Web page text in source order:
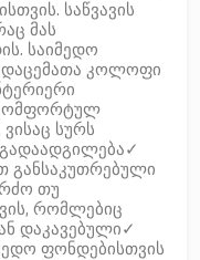
საწვავის
მას
საიმედო
კოლოფი
სურს
განსაკუთრებული
თუ
რომლებიც
დაკავებული✓
ფონდებისთვის